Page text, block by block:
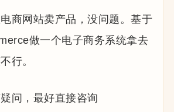
商网站卖产品，没问题。基于
做一个电子商务系统拿去
行。
问，最好直接咨询